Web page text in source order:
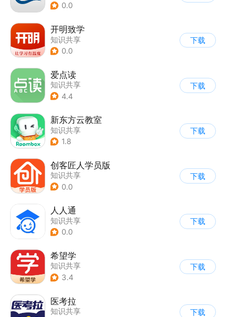
0.0
开明致学
知识共享
0.0
下载
爱点读
知识共享
4.4
下载
新东方云教室
知识共享
1.8
下载
创客匠人学员版
知识共享
0.0
下载
人人通
知识共享
0.0
下载
希望学
知识共享
3.4
下载
医考拉
知识共享
下载